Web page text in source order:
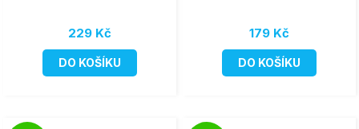
229 Kč
DO KOŠÍKU
179 Kč
DO KOŠÍKU